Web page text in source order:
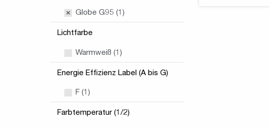
Globe G95 (1)
Lichtfarbe
Warmweiß (1)
Energie Effizienz Label (A bis G)
F (1)
Farbtemperatur (1/2)